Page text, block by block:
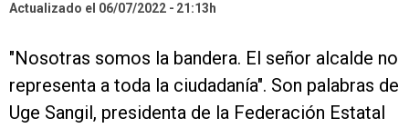
Actualizado el 06/07/2022
21:13h
"Nosotras somos la bandera. El señor alcalde no
representa a toda la ciudadanía". Son palabras de
Uge Sangil, presidenta de la Federación Estatal